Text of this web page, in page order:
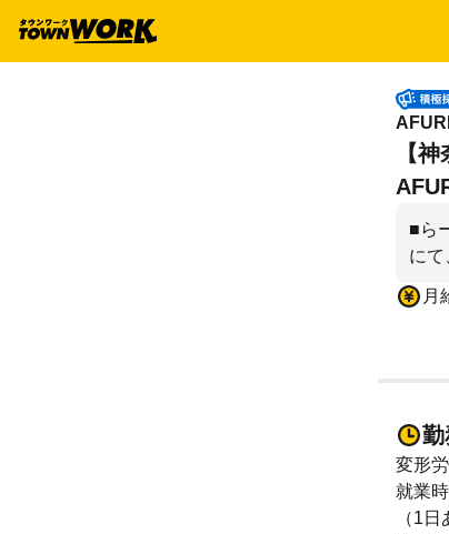
【
■ら
にて
月
勤
変形
就業
（1